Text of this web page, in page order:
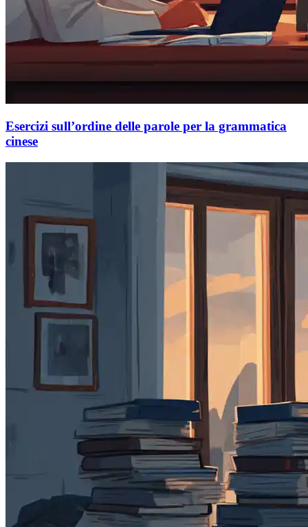
Esercizi sull’ordine delle parole per la grammatica
cinese